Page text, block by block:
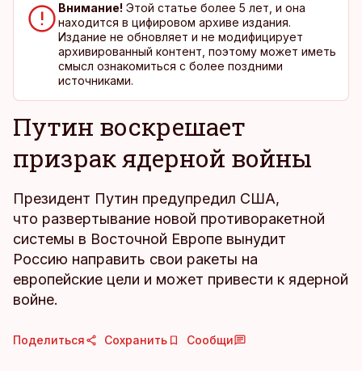
Внимание! Этой статье более 5 лет, и она
находится в цифировом архиве издания.
Издание не обновляет и не модифицирует
архивированный контент, поэтому может иметь
смысл ознакомиться с более поздними
источниками.
Путин воскрешает
призрак ядерной войны
Президент Путин предупредил США,
что развертывание новой противоракетной
системы в Восточной Европе вынудит
Россию направить свои ракеты на
европейские цели и может привести к ядерной
войне.
Поделиться Сохранить Сообщи